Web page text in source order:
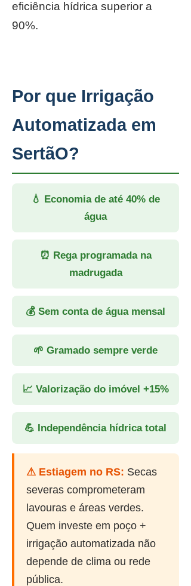
eficiência hídrica superior a
90%.
Por que Irrigação
Automatizada em
SertãO?
💧 Economia de até 40% de
água
⏰ Rega programada na
madrugada
💰 Sem conta de água mensal
🌱 Gramado sempre verde
📈 Valorização do imóvel +15%
💪 Independência hídrica total
⚠ Estiagem no RS: Secas
severas comprometeram
lavouras e áreas verdes.
Quem investe em poço +
irrigação automatizada não
depende de clima ou rede
pública.